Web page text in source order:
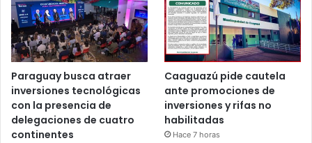
Paraguay busca atraer
inversiones tecnológicas
con la presencia de
delegaciones de cuatro
continentes
Caaguazú pide cautela
ante promociones de
inversiones y rifas no
habilitadas
Hace 7 horas